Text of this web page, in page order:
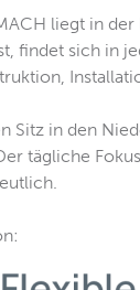
liegt in
findet sich in
Sitz in den
tägliche
: